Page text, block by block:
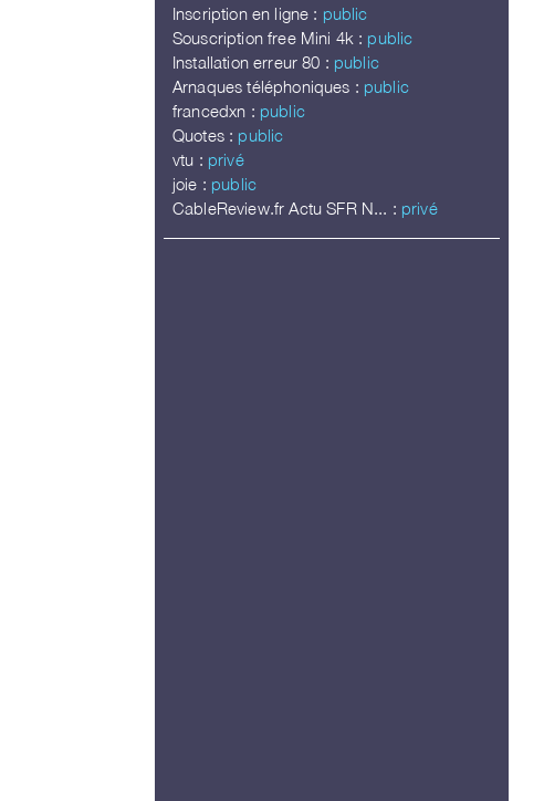
Inscription en ligne : public
Souscription free Mini 4k : public
Installation erreur 80 : public
Arnaques téléphoniques : public
francedxn : public
Quotes : public
vtu : privé
joie : public
CableReview.fr Actu SFR N... : privé